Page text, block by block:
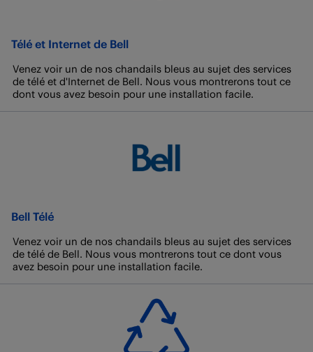
Télé et Internet de Bell
Venez voir un de nos chandails bleus au sujet des services
de télé et d'Internet de Bell. Nous vous montrerons tout ce
dont vous avez besoin pour une installation facile.
Bell Télé
Venez voir un de nos chandails bleus au sujet des services
de télé de Bell. Nous vous montrerons tout ce dont vous
avez besoin pour une installation facile.